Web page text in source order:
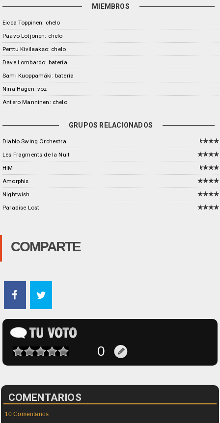
MIEMBROS
Eicca Toppinen: chelo
Paavo Lötjönen: chelo
Perttu Kivilaakso: chelo
Dave Lombardo: batería
Sami Kuoppamäki: batería
Nina Hagen: voz
Antero Manninen: chelo
GRUPOS RELACIONADOS
Diablo Swing Orchestra
Les Fragments de la Nuit
HIM
Amorphis
Nightwish
Paradise Lost
COMPARTE
COMENTARIOS
10 Comentarios